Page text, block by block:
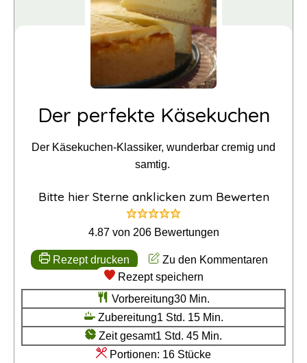
Der perfekte Käsekuchen
Der Käsekuchen-Klassiker, wunderbar cremig und
samtig.
Bitte hier Sterne anklicken zum Bewerten
4.87von 206Bewertungen
Rezept drucken
Zu den Kommentaren
Rezept speichern
Vorbereitung30Minuten
Min.
Zubereitung1 Stunde
Std. 15Minuten
Min.
Zeit gesamt1 Stunde
Std. 45Minuten
Min.
Portionen: 16 Stücke